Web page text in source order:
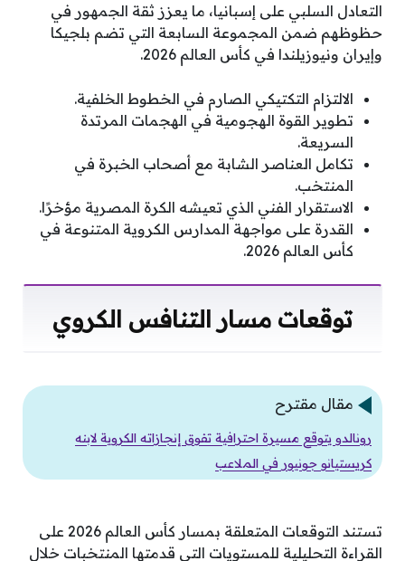
التعادل السلبي على إسبانيا، ما يعزز ثقة الجمهور في
حظوظهم ضمن المجموعة السابعة التي تضم بلجيكا
وإيران ونيوزيلندا في كأس العالم 2026.
الالتزام التكتيكي الصارم في الخطوط الخلفية.
تطوير القوة الهجومية في الهجمات المرتدة
السريعة.
تكامل العناصر الشابة مع أصحاب الخبرة في
المنتخب.
الاستقرار الفني الذي تعيشه الكرة المصرية مؤخرًا.
القدرة على مواجهة المدارس الكروية المتنوعة في
كأس العالم 2026.
توقعات مسار التنافس الكروي
مقال مقترح
رونالدو يتوقع مسيرة احترافية تفوق إنجازاته الكروية لابنه
كريستيانو جونيور في الملاعب
تستند التوقعات المتعلقة بمسار كأس العالم 2026 على
القراءة التحليلية للمستويات التي قدمتها المنتخبات خلال